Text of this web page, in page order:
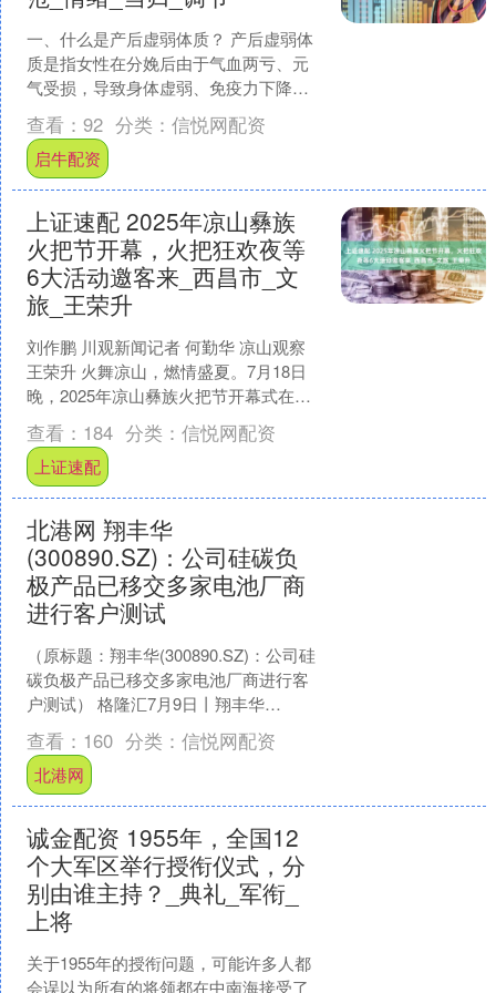
一、什么是产后虚弱体质？ 产后虚弱体
质是指女性在分娩后由于气血两亏、元
气受损，导致身体虚弱、免疫力下降、
精神萎靡的一种特殊体质状态。中医认
为产后体质虚弱是“血亏....
查看： 92 分类： 信悦网配资
启牛配资
上证速配 2025年凉山彝族
火把节开幕，火把狂欢夜等
6大活动邀客来_西昌市_文
旅_王荣升
刘作鹏 川观新闻记者 何勤华 凉山观察
王荣升 火舞凉山，燃情盛夏。7月18日
晚，2025年凉山彝族火把节开幕式在西
昌市星月湖公园举行。在这个被火光照
亮的七月，....
查看： 184 分类： 信悦网配资
上证速配
北港网 翔丰华
(300890.SZ)：公司硅碳负
极产品已移交多家电池厂商
进行客户测试
（原标题：翔丰华(300890.SZ)：公司硅
碳负极产品已移交多家电池厂商进行客
户测试） 格隆汇7月9日丨翔丰华
(300890.SZ)在投资者互动平台表示，公
司....
查看： 160 分类： 信悦网配资
北港网
诚金配资 1955年，全国12
个大军区举行授衔仪式，分
别由谁主持？_典礼_军衔_
上将
关于1955年的授衔问题，可能许多人都
会误以为所有的将领都在中南海接受了